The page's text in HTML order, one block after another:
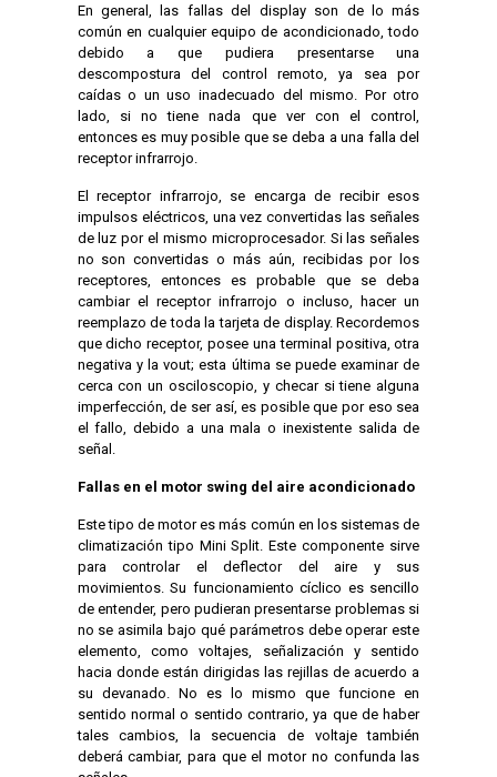
En general, las fallas del display son de lo más
común en cualquier equipo de acondicionado, todo
debido a que pudiera presentarse una
descompostura del control remoto, ya sea por
caídas o un uso inadecuado del mismo. Por otro
lado, si no tiene nada que ver con el control,
entonces es muy posible que se deba a una falla del
receptor infrarrojo.
El receptor infrarrojo, se encarga de recibir esos
impulsos eléctricos, una vez convertidas las señales
de luz por el mismo microprocesador. Si las señales
no son convertidas o más aún, recibidas por los
receptores, entonces es probable que se deba
cambiar el receptor infrarrojo o incluso, hacer un
reemplazo de toda la tarjeta de display. Recordemos
que dicho receptor, posee una terminal positiva, otra
negativa y la vout; esta última se puede examinar de
cerca con un osciloscopio, y checar si tiene alguna
imperfección, de ser así, es posible que por eso sea
el fallo, debido a una mala o inexistente salida de
señal.
Fallas en el motor swing del aire acondicionado
Este tipo de motor es más común en los sistemas de
climatización tipo Mini Split. Este componente sirve
para controlar el deflector del aire y sus
movimientos. Su funcionamiento cíclico es sencillo
de entender, pero pudieran presentarse problemas si
no se asimila bajo qué parámetros debe operar este
elemento, como voltajes, señalización y sentido
hacia donde están dirigidas las rejillas de acuerdo a
su devanado. No es lo mismo que funcione en
sentido normal o sentido contrario, ya que de haber
tales cambios, la secuencia de voltaje también
deberá cambiar, para que el motor no confunda las